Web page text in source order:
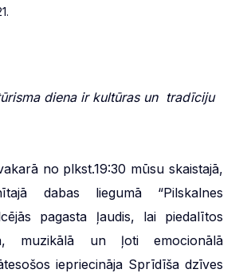
diena ir kultūras un tradīciju
no plkst.19:30 mūsu skaistajā,
dabas liegumā “Pilskalnes
pagasta ļaudis, lai piedalītos
muzikālā un ļoti emocionālā
iepriecināja Sprīdīša dzīves